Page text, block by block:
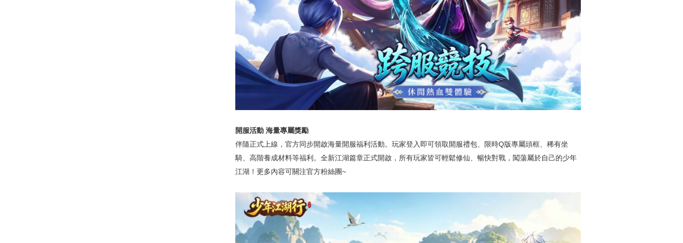
開服活動 海量專屬獎勵
伴隨正式上線，官方同步開啟海量開服福利活動。玩家登入即可領取開服禮包、限時Q版專屬頭框、稀有坐
騎、高階養成材料等福利。全新江湖篇章正式開啟，所有玩家皆可輕鬆修仙、暢快對戰，闖蕩屬於自己的少年
江湖！更多內容可關注官方粉絲團~